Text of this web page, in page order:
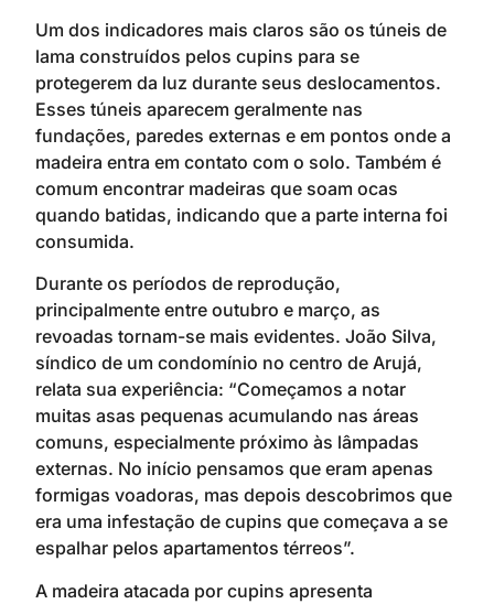
Um dos indicadores mais claros são os túneis de
lama construídos pelos cupins para se
protegerem da luz durante seus deslocamentos.
Esses túneis aparecem geralmente nas
fundações, paredes externas e em pontos onde a
madeira entra em contato com o solo. Também é
comum encontrar madeiras que soam ocas
quando batidas, indicando que a parte interna foi
consumida.
Durante os períodos de reprodução,
principalmente entre outubro e março, as
revoadas tornam-se mais evidentes. João Silva,
síndico de um condomínio no centro de Arujá,
relata sua experiência: “Começamos a notar
muitas asas pequenas acumulando nas áreas
comuns, especialmente próximo às lâmpadas
externas. No início pensamos que eram apenas
formigas voadoras, mas depois descobrimos que
era uma infestação de cupins que começava a se
espalhar pelos apartamentos térreos”.
A madeira atacada por cupins apresenta